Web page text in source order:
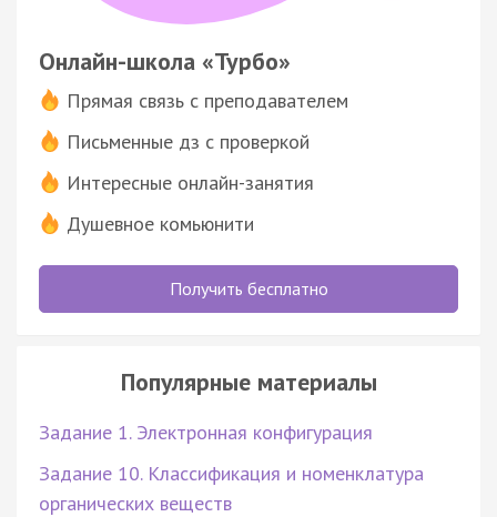
Онлайн-школа «Турбо»
Прямая связь с преподавателем
Письменные дз с проверкой
Интересные онлайн-занятия
Душевное комьюнити
Получить бесплатно
Популярные материалы
Задание 1. Электронная конфигурация
Задание 10. Классификация и номенклатура
органических веществ